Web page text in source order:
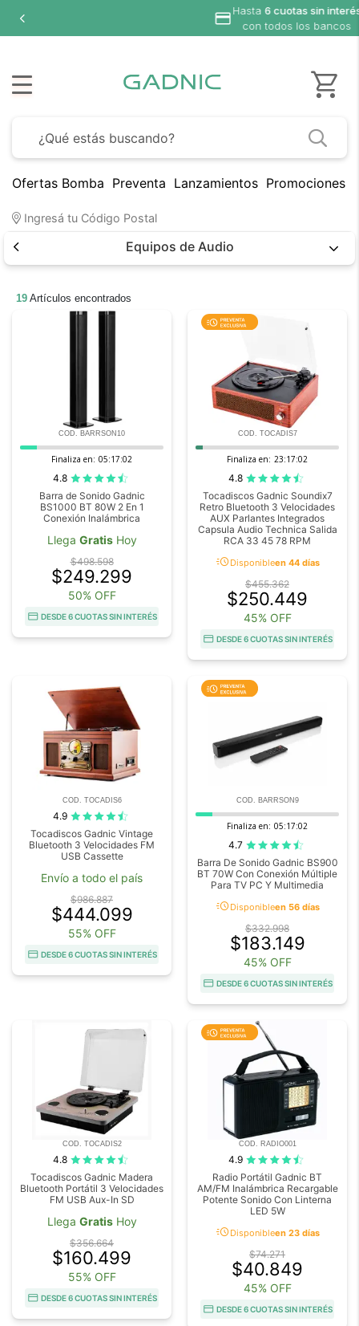
Ofertas Bomba Preventa Lanzamientos Promociones
Ingresá tu Código Postal
Equipos de Audio
19 Artículos encontrados
COD. BARRSON10
Finaliza en: 05:17:02
4.8
Barra de Sonido Gadnic
BS1000 BT 80W 2 En 1
Conexión Inalámbrica
Llega GratisHoy
$498.598
$249.299
50% OFF
DESDE 6 CUOTAS SIN INTERÉS
COD. TOCADIS7
Finaliza en: 23:17:02
4.8
Tocadiscos Gadnic Soundix7
Retro Bluetooth 3 Velocidades
AUX Parlantes Integrados
Capsula Audio Technica Salida
RCA 33 45 78 RPM
acuteDisponibleen 44 días
$455.362
$250.449
45% OFF
DESDE 6 CUOTAS SIN INTERÉS
COD. TOCADIS6
4.9
Tocadiscos Gadnic Vintage
Bluetooth 3 Velocidades FM
USB Cassette
Envío a todo el país
$986.887
$444.099
55% OFF
DESDE 6 CUOTAS SIN INTERÉS
COD. BARRSON9
Finaliza en: 05:17:02
4.7
Barra De Sonido Gadnic BS900
BT 70W Con Conexión Múltiple
Para TV PC Y Multimedia
acuteDisponibleen 56 días
$332.998
$183.149
45% OFF
DESDE 6 CUOTAS SIN INTERÉS
COD. TOCADIS2
4.8
Tocadiscos Gadnic Madera
Bluetooth Portátil 3 Velocidades
FM USB Aux-In SD
Llega GratisHoy
$356.664
$160.499
55% OFF
DESDE 6 CUOTAS SIN INTERÉS
COD. RADIO001
4.9
Radio Portátil Gadnic BT
AM/FM Inalámbrica Recargable
Potente Sonido Con Linterna
LED 5W
acuteDisponibleen 23 días
$74.271
$40.849
45% OFF
DESDE 6 CUOTAS SIN INTERÉS